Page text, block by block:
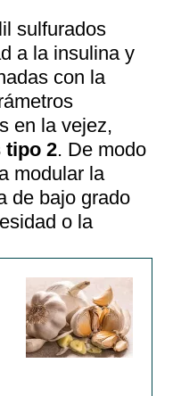
sulfurados
a la insulina y
con la
en la vejez,
tipo 2. De modo
modular la
de bajo grado
o la